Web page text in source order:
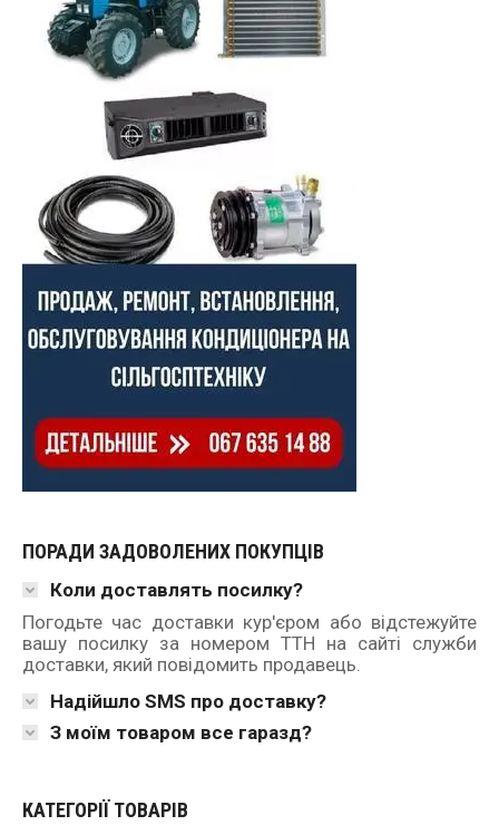
ПОРАДИ ЗАДОВОЛЕНИХ ПОКУПЦІВ
Коли доставлять посилку?
Погодьте час доставки кур'єром або відстежуйте
вашу посилку за номером ТТН на сайті служби
доставки, який повідомить продавець.
Надійшло SMS про доставку?
З моїм товаром все гаразд?
КАТЕГОРІЇ ТОВАРІВ